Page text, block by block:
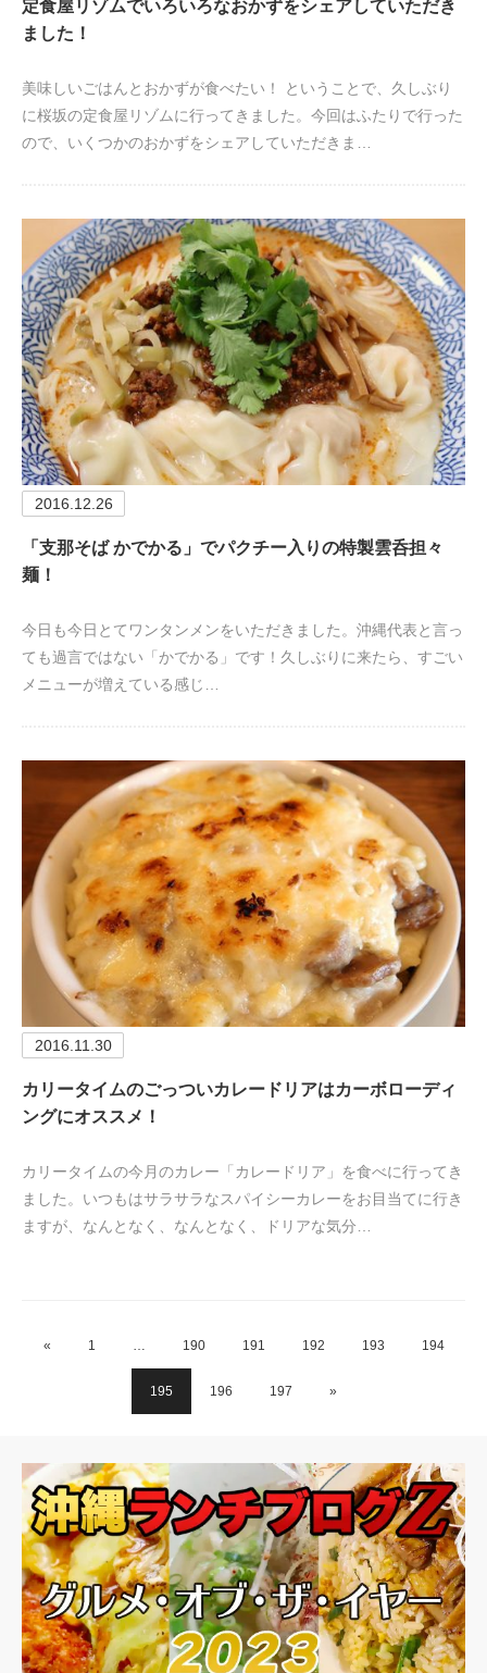
定食屋リゾムでいろいろなおかずをシェアしていただき
ました！
美味しいごはんとおかずが食べたい！ ということで、久しぶり
に桜坂の定食屋リゾムに行ってきました。今回はふたりで行った
ので、いくつかのおかずをシェアしていただきま…
2016.12.26
「支那そば かでかる」でパクチー入りの特製雲呑担々
麺！
今日も今日とてワンタンメンをいただきました。沖縄代表と言っ
ても過言ではない「かでかる」です！久しぶりに来たら、すごい
メニューが増えている感じ…
2016.11.30
カリータイムのごっついカレードリアはカーボローディ
ングにオススメ！
カリータイムの今月のカレー「カレードリア」を食べに行ってき
ました。いつもはサラサラなスパイシーカレーをお目当てに行き
ますが、なんとなく、なんとなく、ドリアな気分…
« 1 … 190 191 192 193 194
195 196 197 »